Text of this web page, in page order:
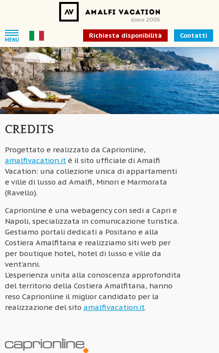
CREDITS
Progettato e realizzato da Caprionline,
amalfivacation.it è il sito ufficiale di Amalfi
Vacation: una collezione unica di appartamenti
e ville di lusso ad Amalfi, Minori e Marmorata
(Ravello).
Caprionline è una webagency con sedi a Capri e
Napoli, specializzata in comunicazione turistica.
Gestiamo portali dedicati a Positano e alla
Costiera Amalfitana e realizziamo siti web per
per boutique hotel, hotel di lusso e ville da
vent’anni.
L’esperienza unita alla conoscenza approfondita
del territorio della Costiera Amalfitana, hanno
reso Caprionline il miglior candidato per la
realizzazione del sito amalfivacation.it.
MENU
Richiesta disponibilità Contatti